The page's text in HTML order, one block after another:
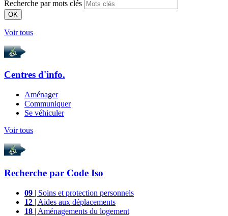
Recherche par mots clés
OK
Voir tous
Centres d'info.
Aménager
Communiquer
Se véhiculer
Voir tous
Recherche par Code Iso
09 | Soins et protection personnels
12 | Aides aux déplacements
18 | Aménagements du logement